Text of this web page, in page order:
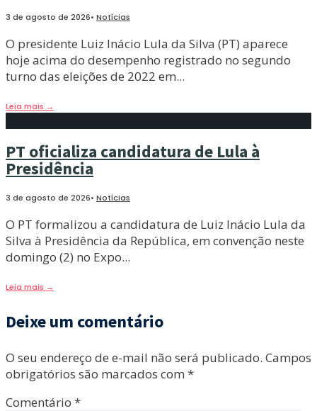
3 de agosto de 2026• Notícias
O presidente Luiz Inácio Lula da Silva (PT) aparece
hoje acima do desempenho registrado no segundo
turno das eleições de 2022 em...
Leia mais →
PT oficializa candidatura de Lula à
Presidência
3 de agosto de 2026• Notícias
O PT formalizou a candidatura de Luiz Inácio Lula da
Silva à Presidência da República, em convenção neste
domingo (2) no Expo...
Leia mais →
Deixe um comentário
O seu endereço de e-mail não será publicado. Campos
obrigatórios são marcados com *
Comentário *